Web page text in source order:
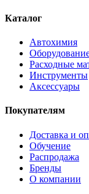
Каталог
Автохимия
Расходные
Инструменты
Аксессуары
Покупателям
Доставка и
Обучение
Распродажа
Бренды
О компании